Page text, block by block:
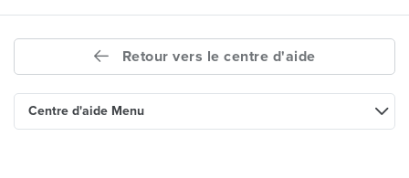
Retour vers le centre d'aide
Centre d'aide Menu